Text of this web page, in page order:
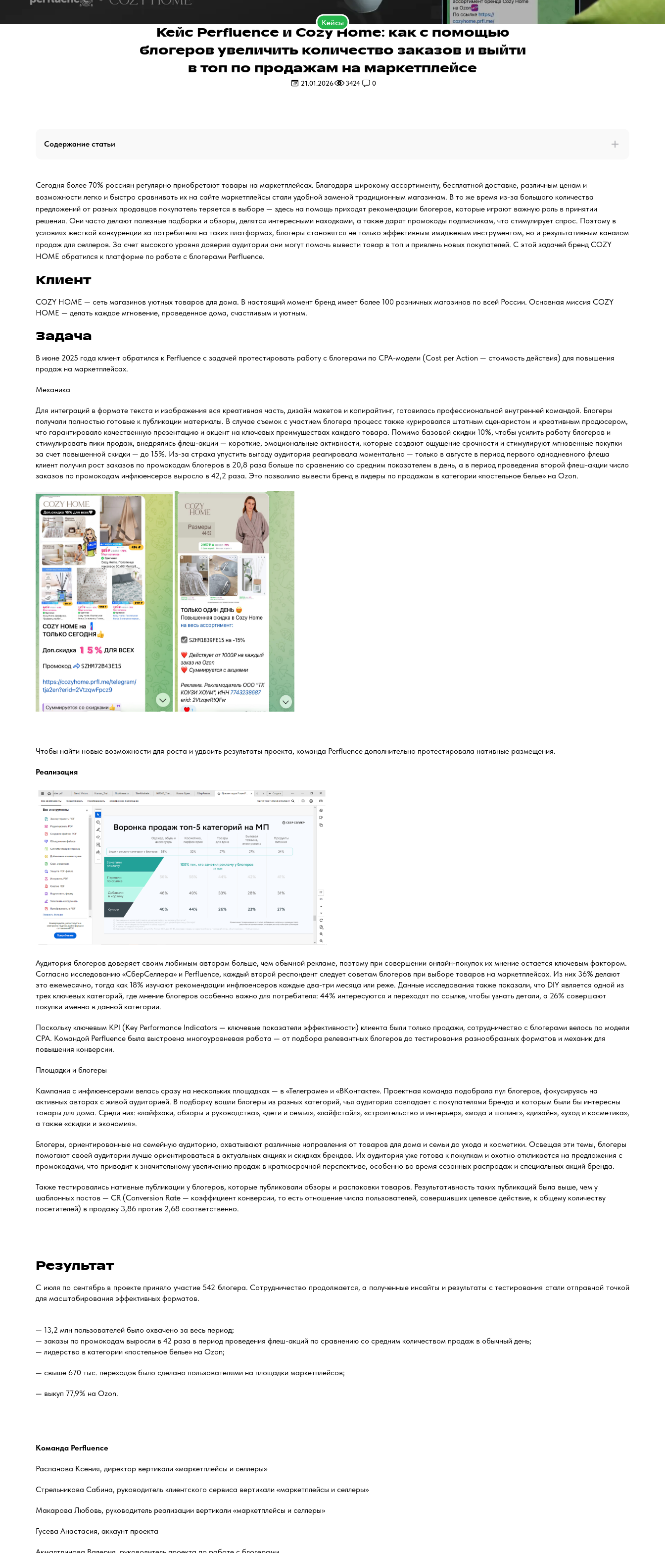
Кейсы
Кейс Perfluence и Cozy Home: как c помощью
блогеров увеличить количество заказов и выйти
в топ по продажам на маркетплейсе
21.01.2026 3424 0
Содержание статьи
Сегодня более 70% россиян регулярно приобретают товары на маркетплейсах. Благодаря широкому ассортименту, бесплатной доставке, различным ценам и
возможности легко и быстро сравнивать их на сайте маркетплейсы стали удобной заменой традиционным магазинам. В то же время из-за большого количества
предложений от разных продавцов покупатель теряется в выборе — здесь на помощь приходят рекомендации блогеров, которые играют важную роль в принятии
решения. Они часто делают полезные подборки и обзоры, делятся интересными находками, а также дарят промокоды подписчикам, что стимулирует спрос. Поэтому в
условиях жесткой конкуренции за потребителя на таких платформах, блогеры становятся не только эффективным имиджевым инструментом, но и результативным каналом
продаж для селлеров. За счет высокого уровня доверия аудитории они могут помочь вывести товар в топ и привлечь новых покупателей. С этой задачей бренд COZY
HOME обратился к платформе по работе с блогерами Perfluence.
Клиент
COZY HOME — сеть магазинов уютных товаров для дома. В настоящий момент бренд имеет более 100 розничных магазинов по всей России. Основная миссия COZY
HOME — делать каждое мгновение, проведенное дома, счастливым и уютным.
Задача
В июне 2025 года клиент обратился к Perfluence с задачей протестировать работу с блогерами по CPA-модели (Cost per Action — стоимость действия) для повышения
продаж на маркетплейсах.
Механика
Для интеграций в формате текста и изображения вся креативная часть, дизайн макетов и копирайтинг, готовилась профессиональной внутренней командой. Блогеры
получали полностью готовые к публикации материалы. В случае съемок с участием блогера процесс также курировался штатным сценаристом и креативным продюсером,
что гарантировало качественную презентацию и акцент на ключевых преимуществах каждого товара. Помимо базовой скидки 10%, чтобы усилить работу блогеров и
стимулировать пики продаж, внедрялись флеш-акции — короткие, эмоциональные активности, которые создают ощущение срочности и стимулируют мгновенные покупки
за счет повышенной скидки — до 15%. Из-за страха упустить выгоду аудитория реагировала моментально — только в августе в период первого однодневного флеша
клиент получил рост заказов по промокодам блогеров в 20,8 раза больше по сравнению со средним показателем в день, а в период проведения второй флеш-акции число
заказов по промокодам инфлюенсеров выросло в 42,2 раза. Это позволило вывести бренд в лидеры по продажам в категории «постельное белье» на Ozon.
Чтобы найти новые возможности для роста и удвоить результаты проекта, команда Perfluence дополнительно протестировала нативные размещения.
Реализация
Аудитория блогеров доверяет своим любимым авторам больше, чем обычной рекламе, поэтому при совершении онлайн-покупок их мнение остается ключевым фактором.
Согласно исследованию «СберСеллера» и Perfluence, каждый второй респондент следует советам блогеров при выборе товаров на маркетплейсах. Из них 36% делают
это ежемесячно, тогда как 18% изучают рекомендации инфлюенсеров каждые два-три месяца или реже. Данные исследования также показали, что DIY является одной из
трех ключевых категорий, где мнение блогеров особенно важно для потребителя: 44% интересуются и переходят по ссылке, чтобы узнать детали, а 26% совершают
покупки именно в данной категории.
Поскольку ключевым KPI (Key Performance Indicators — ключевые показатели эффективности) клиента были только продажи, сотрудничество с блогерами велось по модели
CPA. Командой Perfluence была выстроена многоуровневая работа — от подбора релевантных блогеров до тестирования разнообразных форматов и механик для
повышения конверсии.
Площадки и блогеры
Кампания с инфлюенсерами велась сразу на нескольких площадках — в «Телеграме» и «ВКонтакте». Проектная команда подобрала пул блогеров, фокусируясь на
активных авторах с живой аудиторией. В подборку вошли блогеры из разных категорий, чья аудитория совпадает с покупателями бренда и которым были бы интересны
товары для дома. Среди них: «лайфхаки, обзоры и руководства», «дети и семья», «лайфстайл», «строительство и интерьер», «мода и шопинг», «дизайн», «уход и косметика»,
а также «скидки и экономия».
Блогеры, ориентированные на семейную аудиторию, охватывают различные направления от товаров для дома и семьи до ухода и косметики. Освещая эти темы, блогеры
помогают своей аудитории лучше ориентироваться в актуальных акциях и скидках брендов. Их аудитория уже готова к покупкам и охотно откликается на предложения с
промокодами, что приводит к значительному увеличению продаж в краткосрочной перспективе, особенно во время сезонных распродаж и специальных акций бренда.
Также тестировались нативные публикации у блогеров, которые публиковали обзоры и распаковки товаров. Результативность таких публикаций была выше, чем у
шаблонных постов — CR (Conversion Rate — коэффициент конверсии, то есть отношение числа пользователей, совершивших целевое действие, к общему количеству
посетителей) в продажу 3,86 против 2,68 соответственно.
Результат
С июля по сентябрь в проекте приняло участие 542 блогера. Сотрудничество продолжается, а полученные инсайты и результаты с тестирования стали отправной точкой
для масштабирования эффективных форматов.
— 13,2 млн пользователей было охвачено за весь период;
— заказы по промокодам выросли в 42 раза в период проведения флеш-акций по сравнению со средним количеством продаж в обычный день;
— лидерство в категории «постельное белье» на Ozon;
— свыше 670 тыс. переходов было сделано пользователями на площадки маркетплейсов;
— выкуп 77,9% на Ozon.
Команда Perfluence
Распанова Ксения, директор вертикали «маркетплейсы и селлеры»
Стрельникова Сабина, руководитель клиентского сервиса вертикали «маркетплейсы и селлеры»
Макарова Любовь, руководитель реализации вертикали «маркетплейсы и селлеры»
Гусева Анастасия, аккаунт проекта